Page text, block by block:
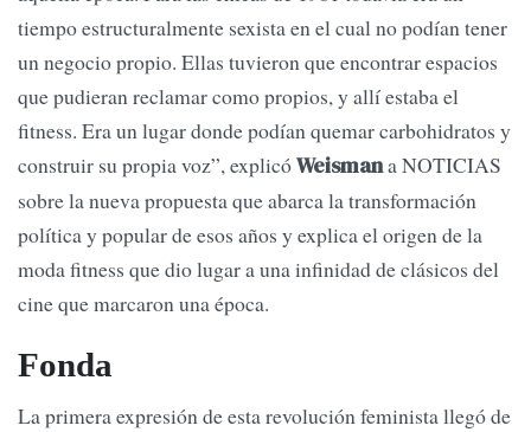
tiempo estructuralmente sexista en el cual no podían tener
un negocio propio. Ellas tuvieron que encontrar espacios
que pudieran reclamar como propios, y allí estaba el
fitness. Era un lugar donde podían quemar carbohidratos y
construir su propia voz”, explicóWeismana NOTICIAS
sobre la nueva propuesta que abarca la transformación
política y popular de esos años y explica el origen de la
moda fitness que dio lugar a una infinidad de clásicos del
cine que marcaron una época.
Fonda
La primera expresión de esta revolución feminista llegó de